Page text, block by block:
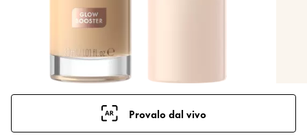
Provalo dal vivo